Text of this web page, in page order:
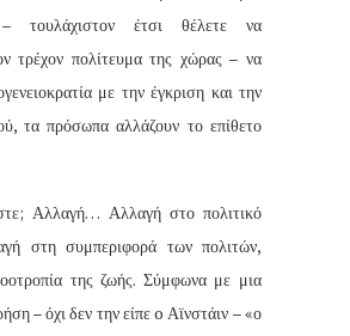
– τουλάχιστον έτσι θέλετε να
τρέχον πολίτευμα της χώρας – να
με την έγκριση και την
τα πρόσωπα αλλάζουν το επίθετο
Αλλαγή… Αλλαγή στο πολιτικό
στη συμπεριφορά των πολιτών,
της ζωής. Σύμφωνα με μια
– όχι δεν την είπε o Αϊνστάιν – «ο